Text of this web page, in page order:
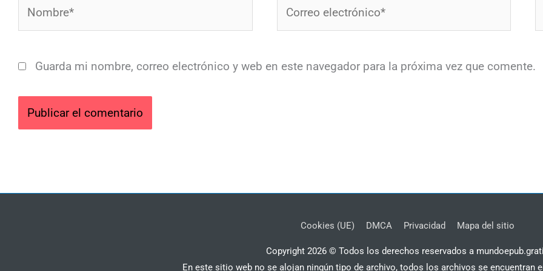
Guarda mi nombre, correo electrónico y web en este navegador para la próxima vez que comente.
Cookies (UE) DMCA Privacidad Mapa del sitio
Copyright 2026 © Todos los derechos reservados a
En este sitio web no se alojan ningún tipo de archivo, todos los archivos se encuentran